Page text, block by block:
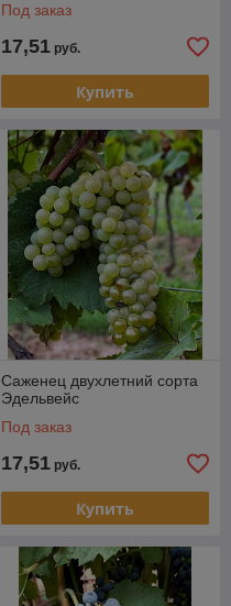
Под заказ
17,51 руб.
Купить
Саженец двухлетний сорта
Эдельвейс
Под заказ
17,51 руб.
Купить